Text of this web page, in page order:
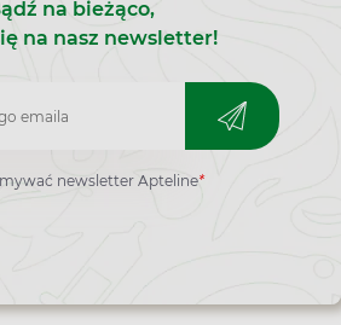
nastroju i zaburzeniom
również do
i zwiększonego zmęczenia
na bieżąco,
na nasz newsletter!
newsletter Apteline*